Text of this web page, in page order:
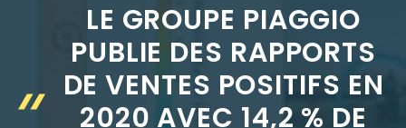
LE GROUPE PIAGGIO
PUBLIE DES RAPPORTS
DE VENTES POSITIFS EN
2020 AVEC 14,2 % DE